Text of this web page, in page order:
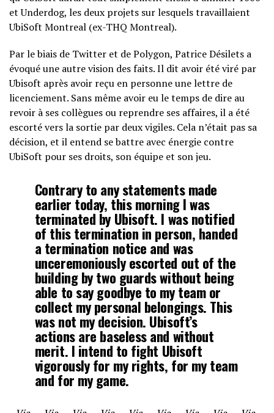
et Underdog, les deux projets sur lesquels travaillaient
UbiSoft Montreal (ex-THQ Montreal).
Par le biais de Twitter et de Polygon, Patrice Désilets a
évoqué une autre vision des faits. Il dit avoir été viré par
Ubisoft après avoir reçu en personne une lettre de
licenciement. Sans même avoir eu le temps de dire au
revoir à ses collègues ou reprendre ses affaires, il a été
escorté vers la sortie par deux vigiles. Cela n’était pas sa
décision, et il entend se battre avec énergie contre
UbiSoft pour ses droits, son équipe et son jeu.
Contrary to any statements made
earlier today, this morning I was
terminated by Ubisoft. I was notified
of this termination in person, handed
a termination notice and was
unceremoniously escorted out of the
building by two guards without being
able to say goodbye to my team or
collect my personal belongings. This
was not my decision. Ubisoft’s
actions are baseless and without
merit. I intend to fight Ubisoft
vigorously for my rights, for my team
and for my game.